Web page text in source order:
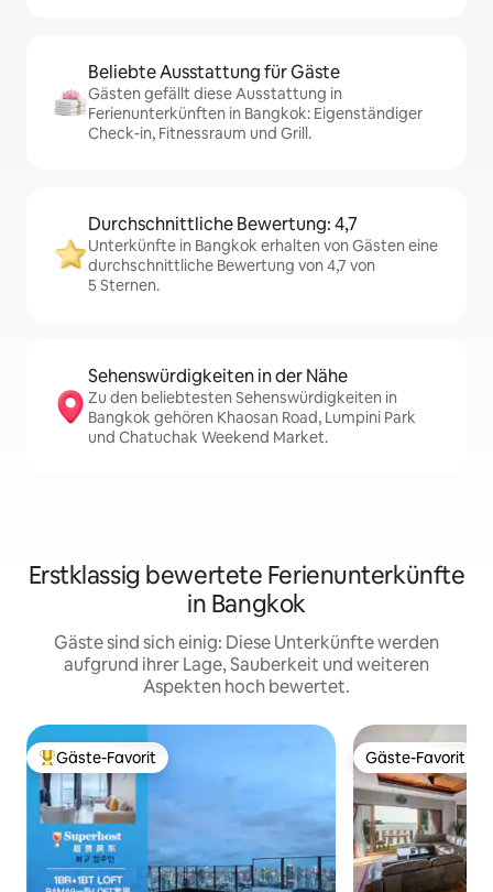
Beliebte Ausstattung für Gäste
Gästen gefällt diese Ausstattung in
Ferienunterkünften in Bangkok: Eigenständiger
Check-in, Fitnessraum und Grill.
Durchschnittliche Bewertung: 4,7
Unterkünfte in Bangkok erhalten von Gästen eine
durchschnittliche Bewertung von 4,7 von
5 Sternen.
Sehenswürdigkeiten in der Nähe
Zu den beliebtesten Sehenswürdigkeiten in
Bangkok gehören Khaosan Road, Lumpini Park
und Chatuchak Weekend Market.
Erstklassig bewertete Ferienunterkünfte
in Bangkok
Gäste sind sich einig: Diese Unterkünfte werden
aufgrund ihrer Lage, Sauberkeit und weiteren
Aspekten hoch bewertet.
Beliebter Gäste-Favorit.
Gäste-Favorit Gäste-Favorit
Gäste-Favorit